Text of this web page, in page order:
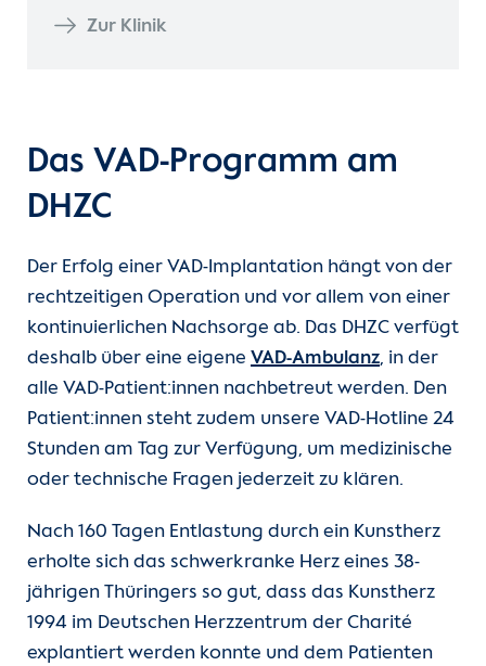
Zur Klinik
Das VAD-Programm am
DHZC
Der Erfolg einer VAD-Implantation hängt von der
rechtzeitigen Operation und vor allem von einer
kontinuierlichen Nachsorge ab. Das DHZC verfügt
deshalb über eine eigene VAD-Ambulanz, in der
alle VAD-Patient:innen nachbetreut werden. Den
Patient:innen steht zudem unsere VAD-Hotline 24
Stunden am Tag zur Verfügung, um medizinische
oder technische Fragen jederzeit zu klären.
Nach 160 Tagen Entlastung durch ein Kunstherz
erholte sich das schwerkranke Herz eines 38-
jährigen Thüringers so gut, dass das Kunstherz
1994 im Deutschen Herzzentrum der Charité
explantiert werden konnte und dem Patienten